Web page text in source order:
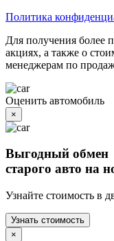
Политика
Для получения более
акциях, а также о
менеджерам по
Оценить автомобиль
×
Выгодный обмен
старого авто на
Узнайте стоимость в
Узнать стоимость
×